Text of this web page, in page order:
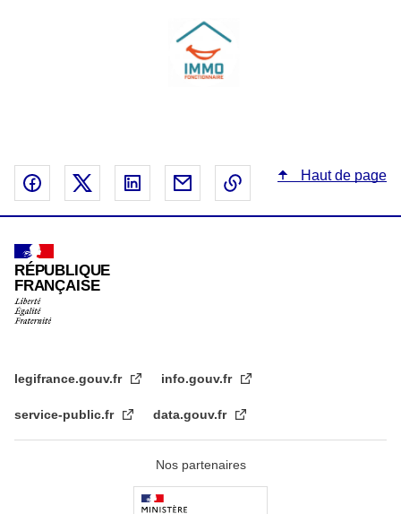
Partager sur Facebook - nouvelle fenêtre
Partager sur X - nouvelle fenêtre
Partager sur Linked In - nouvelle
Partager par email - nouvelle
Copier le lien dans le
Haut de page
RÉPUBLIQUE
FRANÇAISE
legifrance.gouv.fr info.gouv.fr
service-public.fr data.gouv.fr
Nos partenaires